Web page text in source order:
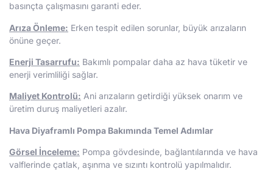
basınçta çalışmasını garanti eder.
Arıza Önleme: Erken tespit edilen sorunlar, büyük arızaların
önüne geçer.
Enerji Tasarrufu: Bakımlı pompalar daha az hava tüketir ve
enerji verimliliği sağlar.
Maliyet Kontrolü: Ani arızaların getirdiği yüksek onarım ve
üretim duruş maliyetleri azalır.
Hava Diyaframlı Pompa Bakımında Temel Adımlar
Görsel İnceleme: Pompa gövdesinde, bağlantılarında ve hava
valflerinde çatlak, aşınma ve sızıntı kontrolü yapılmalıdır.